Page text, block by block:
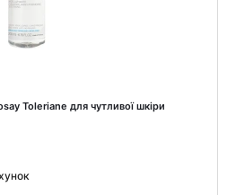
Toleriane для чутливої шкіри